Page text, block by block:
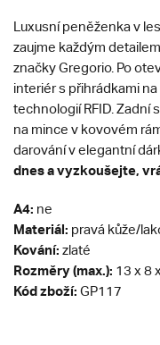
Luxusní peněženka v
zaujme každým
značky Gregorio. Po
interiér s přihrádkami
technologií RFID. Zadní
na mince v kovovém
darování v elegantní
dnes a vyzkoušejte,
A4: ne
Materiál: pravá kůže/
Kování: zlaté
Rozměry (max.): 13 x 8
Kód zboží: GP117